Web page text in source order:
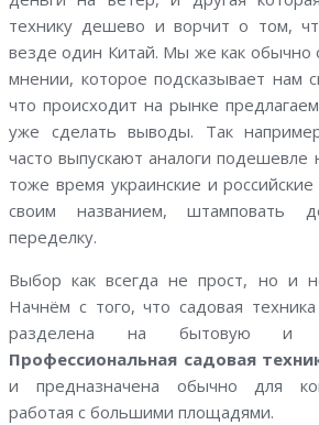
технику дешево и ворчит о том,
везде один Китай. Мы же как обычно
мнении, которое подсказывает нам
что происходит на рынке
уже сделать выводы. Так
часто выпускают аналоги подешевле
тоже время украинские и
своим названием, штамповать
переделку.
Выбор как всегда не прост, но и
Начнём с того, что садовая
разделена на бытовую и
Профессиональная садовая
и предназначена обычно для
работая с большими площадями.